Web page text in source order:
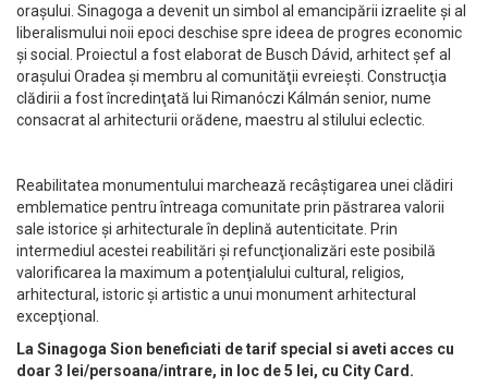
oraşului. Sinagoga a devenit un simbol al emancipării izraelite şi al
liberalismului noii epoci deschise spre ideea de progres economic
şi social. Proiectul a fost elaborat de Busch Dávid, arhitect şef al
oraşului Oradea şi membru al comunităţii evreieşti. Construcţia
clădirii a fost încredinţată lui Rimanóczi Kálmán senior, nume
consacrat al arhitecturii orădene, maestru al stilului eclectic.
Reabilitatea monumentului marchează recâştigarea unei clădiri
emblematice pentru întreaga comunitate prin păstrarea valorii
sale istorice şi arhitecturale în deplină autenticitate. Prin
intermediul acestei reabilitări şi refuncţionalizări este posibilă
valorificarea la maximum a potenţialului cultural, religios,
arhitectural, istoric şi artistic a unui monument arhitectural
excepţional.
La Sinagoga Sion beneficiati de tarif special si aveti acces cu
doar 3 lei/persoana/intrare, in loc de 5 lei, cu City Card.